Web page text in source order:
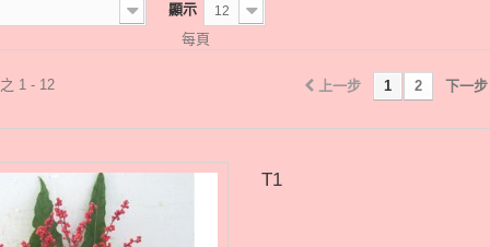
顯示 12
每頁
上一步 1 2 下一步
1 - 12
T1